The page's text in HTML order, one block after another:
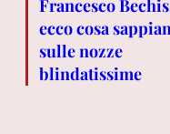
Francesco
ecco cosa
sulle nozze
blindatissime